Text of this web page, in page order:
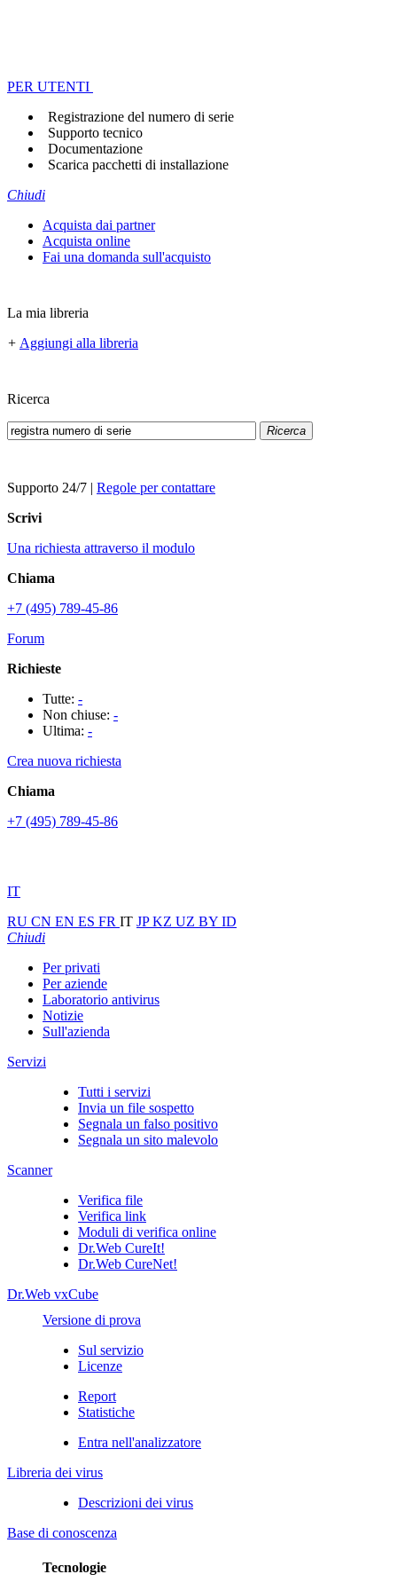
PER UTENTI
Registrazione del numero di serie
Supporto tecnico
Documentazione
Scarica pacchetti di installazione
Chiudi
Acquista dai partner
Acquista online
Fai una domanda sull'acquisto
La mia libreria
+ Aggiungi alla libreria
Ricerca
Ricerca
Supporto 24/7 | Regole per contattare
Scrivi
Una richiesta attraverso il modulo
Chiama
+7 (495) 789-45-86
Forum
Richieste
Tutte: -
Non chiuse: -
Ultima: -
Crea nuova richiesta
Chiama
+7 (495) 789-45-86
IT
RU CN EN ES FR IT JPKZ UZ BY ID
Chiudi
Per privati
Per aziende
Laboratorio antivirus
Notizie
Sull'azienda
Servizi
Tutti i servizi
Invia un file sospetto
Segnala un falso positivo
Segnala un sito malevolo
Scanner
Verifica file
Verifica link
Moduli di verifica online
Dr.Web CureIt!
Dr.Web CureNet!
Dr.Web vxCube
Versione di prova
Sul servizio
Licenze
Report
Statistiche
Entra nell'analizzatore
Libreria dei virus
Descrizioni dei virus
Base di conoscenza
Tecnologie